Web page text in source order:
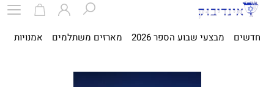
חדשים מבצעי שבוע הספר 2026 מארזים משתלמים אמנויות